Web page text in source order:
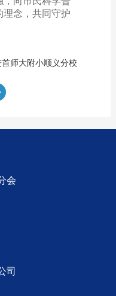
理念，共同守护
师大附小顺义分校
会
司